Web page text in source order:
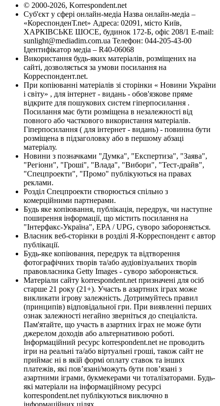
© 2000-2026, Korrespondent.net
Суб'єкт у сфері онлайн-медіа Назва онлайн-медіа –
«КореспонденТ.net» Адреса: 02091, місто Київ,
ХАРКІВСЬКЕ ШОСЕ, будинок 172-Б, офіс 208/1 E-mail:
sunlight@mediadim.com.ua Телефон: 044-205-43-00
Ідентифікатор медіа – R40-06068
Використання будь-яких матеріалів, розміщених на
сайті, дозволяється за умови посилання на
Корреспондент.net.
При копіюванні матеріалів зі сторінки « Новини України
і світу» , для інтернет - видань - обов'язкове пряме
відкрите для пошукових систем гіперпосилання .
Посилання має бути розміщена в незалежності від
повного або часткового використання матеріалів.
Гіперпосилання ( для інтернет - видань) - повинна бути
розміщена в підзаголовку або в першому абзаці
матеріалу.
Новини з позначками "Думка", "Експертиза", "Заява",
"Регіони", "Гроші", "Влада", "Вибори", "Тест-драйв",
"Спецпроекти", "Промо" публікуються на правах
реклами.
Розділ Спецпроекти створюється спільно з
комерційними партнерами.
Будь яке копіювання, публікація, передрук, чи наступне
поширення інформації, що містить посилання на
"Інтерфакс-Україна", EPA / UPG, суворо забороняється.
Власник веб-сторінки в розділі Я-Корреспондент є автор
публікації.
Будь-яке копіювання, передрук та відтворення
фотографічних творів та/або аудіовізуальних творів
правовласника Getty Images - суворо забороняється.
Матеріали сайту korrespondent.net призначені для осіб
старше 21 року (21+). Участь в азартних іграх може
викликати ігрову залежність. Дотримуйтесь правил
(принципів) відповідальної гри. При виявленні перших
ознак залежності негайно зверніться до спеціаліста.
Пам'ятайте, що участь в азартних іграх не може бути
джерелом доходів або альтернативою роботі.
Інформаційний ресурс korrespondent.net не проводить
ігри на реальні та/або віртуальні гроші, також сайт не
приймає ні в якій формі оплату ставок та інших
платежів, які пов’язані/можуть бути пов’язані з
азартними іграми, букмекерами чи тоталізаторами. Будь-
які матеріали на інформаційному ресурсі
korrespondent.net публікуються виключно в
інформаційних цілях.